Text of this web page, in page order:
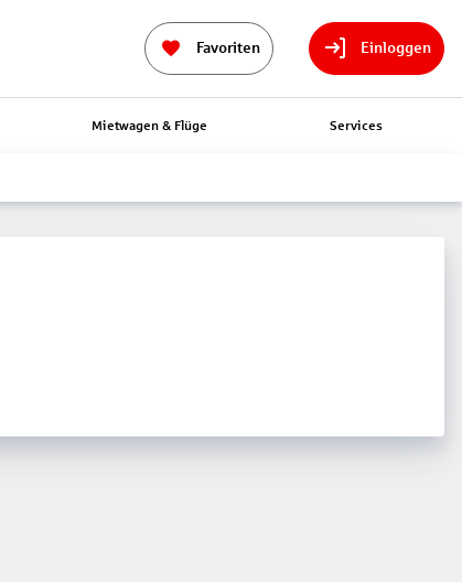
Favoriten Einloggen
Mietwagen & Flüge Services